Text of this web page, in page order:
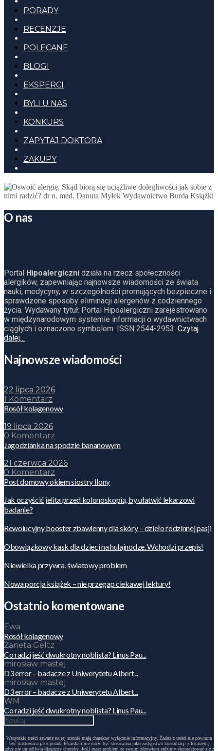
PORADY
RECENZJE
POLECANE
BLOGI
EKSPERCI
BYLI U NAS
KONKURS
ZAPYTAJ DOKTORA
ZAKUPY
O nas
Portal Hipoalergiczni działa na rzecz społeczności
alergików, zapewniając najnowsze wiadomości ze świata
nauki, medycyny, w szczególności promujących bezpieczne i
sprawdzone sposoby eliminacji alergenów z codziennego
życia. Wydawany tytuł: Portal Hipoalergiczni zarejestrowano
w międzynarodowym systemie informacji o wydawnictwach
ciągłych i oznaczono symbolem: ISSN 2544-2953. Czytaj
dalej…
Najnowsze wiadomości
22 lipca 2026
1 Komentarz
Rosół kolagenowy
19 lipca 2026
0 Komentarz
Jagodzianka na spodzie bananowym
21 czerwca 2026
0 Komentarz
Post domowy okiem siostry Ilony
Jak oczyścić jelita przed kolonoskopią, by ułatwić lekarzowi
badanie?
Rewolucyjny booster zbawienny dla skóry – dzieło rodzinnej pasji
Obowiązkowy kask dla dzieci na hulajnodze. Wchodzi przepis!
Niewielka przywra, światowy problem
Nowa porcja książek – nie przegap ciekawej lektury!
Ostatnio komentowane
Ewa
Rosół kolagenowy
Żaneta Geltz
Co radzi jeść dwukrotny noblista? Linus Pau...
mirosław mastej
D3 error – badacze z Uniwerytetu Albert...
mirosław mastej
D3 error – badacze z Uniwerytetu Albert...
WM
Co radzi jeść dwukrotny noblista? Linus Pau...
Wszystkie treści zawarte na tej stronie mają charakter wyłącznie informacyjny. Żadna z treści nie powinna
być traktowana jako porada lekarska i nie może być stosowana jako zastępstwo konsultacji z lekarzem,
gdyż nie umożliwia diagnozy choroby. Jeśli masz problem ze swoim zdrowiem radzimy skontaktować się z